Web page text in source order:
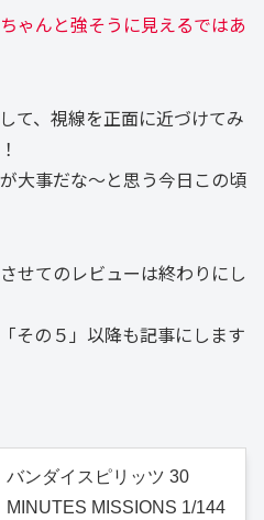
ゃんと強そうに見えるではあ
て、視線を正面に近づけてみ
大事だな～と思う今日この頃
せてのレビューは終わりにし
その５」以降も記事にします
バンダイスピリッツ 30
MINUTES MISSIONS 1/144